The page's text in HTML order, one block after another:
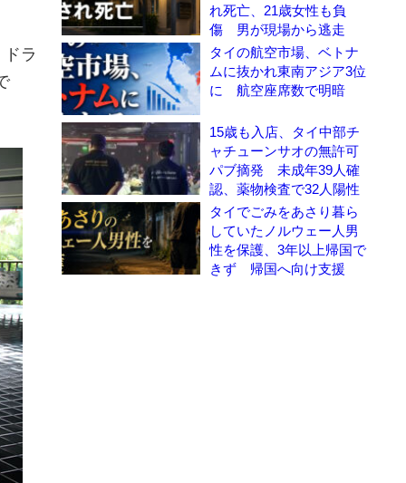
ラ
れ死亡、21歳女性も負
傷 男が現場から逃走
タイの航空市場、ベトナ
ムに抜かれ東南アジア3位
に 航空座席数で明暗
15歳も入店、タイ中部チ
ャチューンサオの無許可
パブ摘発 未成年39人確
認、薬物検査で32人陽性
タイでごみをあさり暮ら
していたノルウェー人男
性を保護、3年以上帰国で
きず 帰国へ向け支援